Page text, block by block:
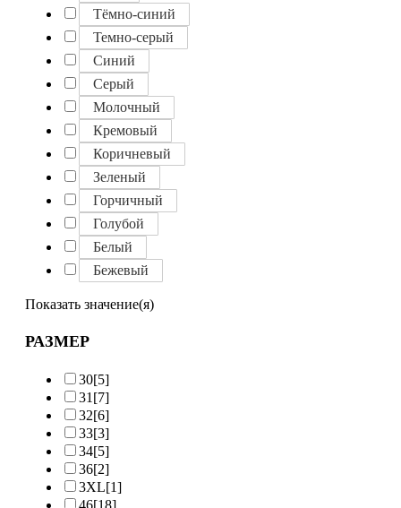
Тёмно-синий
Темно-серый
Синий
Серый
Молочный
Кремовый
Коричневый
Зеленый
Горчичный
Голубой
Белый
Бежевый
Показать значение(я)
РАЗМЕР
30[5]
31 [7]
32[6]
33[3]
34[5]
36[2]
3XL[1]